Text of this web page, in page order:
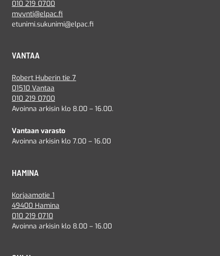
010 219 0700
myynti@elpac.fi
etunimi.sukunimi@elpac.fi
VANTAA
Robert Huberin tie 7
01510 Vantaa
010 219 0700
Avoinna arkisin klo 8.00 – 16.00.
Vantaan varasto
Avoinna arkisin klo 7.00 – 16.00
HAMINA
Korjaamotie 1
49400 Hamina
010 219 0710
Avoinna arkisin klo 8.00 – 16.00